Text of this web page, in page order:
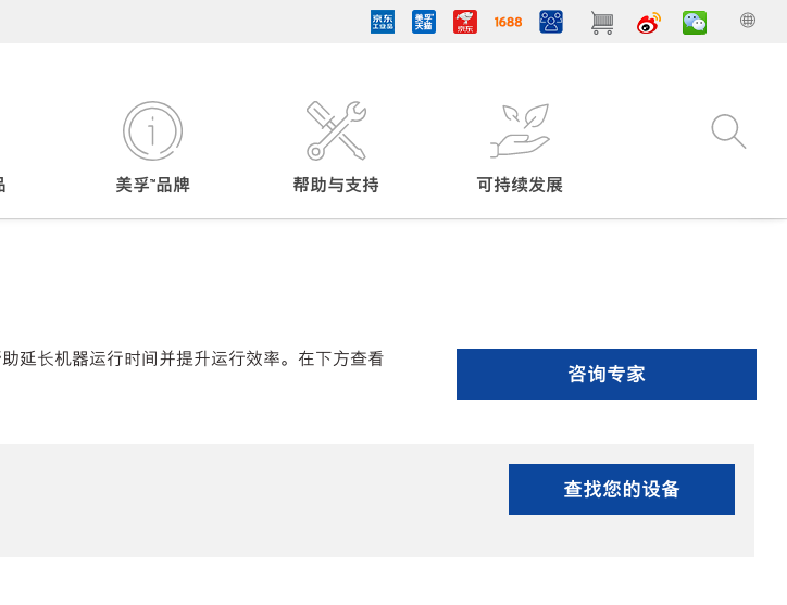
美孚™品牌 帮助与支持 可持续发展
延长机器运行时间并提升运行效率。在下方查看
咨询专家
查找您的设备